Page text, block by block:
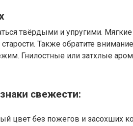
твёрдыми и упругими.
Также обратите
Гнилостные или затхлые
свежести:
цвет без пожегов и засохших